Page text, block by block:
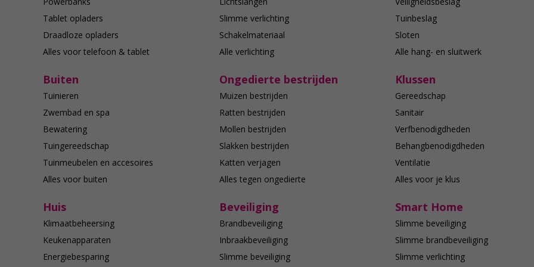
Tablet opladers
Draadloze opladers
Alles voor telefoon & tablet
Slimme verlichting
Schakelmateriaal
Alle verlichting
Tuinbeslag
Sloten
Alle hang- en sluitwerk
Buiten
Tuinieren
Zwembad en spa
Bewatering
Tuingereedschap
Tuinmeubelen en accesoires
Alles voor buiten
Ongedierte bestrijden
Muizen bestrijden
Ratten bestrijden
Mollen bestrijden
Slakken bestrijden
Katten verjagen
Alles tegen ongedierte
Klussen
Gereedschap
Sanitair
Verfbenodigdheden
Behangbenodigdheden
Ventilatie
Alles voor je klus
Huis
Klimaatbeheersing
Keukenapparaten
Energiebesparing
Beveiliging
Brandbeveiliging
Inbraakbeveiliging
Slimme beveiliging
Smart Home
Slimme beveiliging
Slimme brandbeveiliging
Slimme verlichting